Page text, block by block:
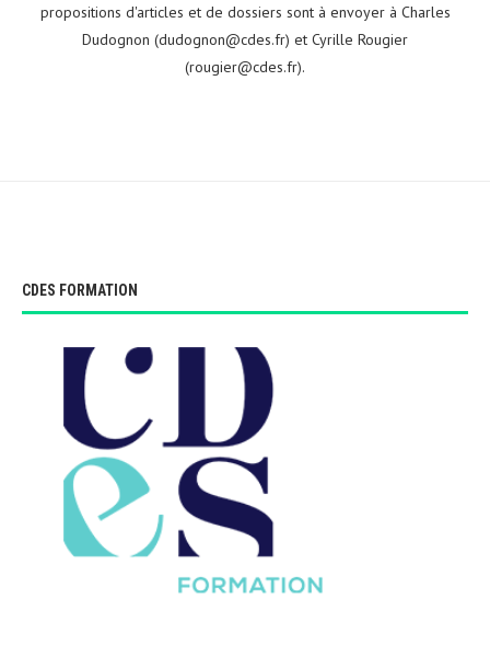
propositions d'articles et de dossiers sont à envoyer à Charles
Dudognon (dudognon@cdes.fr) et Cyrille Rougier
(rougier@cdes.fr).
CDES FORMATION